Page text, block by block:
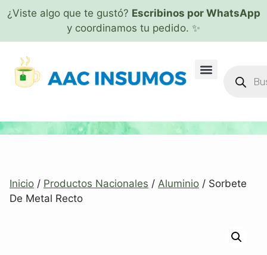
¿Viste algo que te gustó? Escribinos por WhatsApp
y coordinamos tu pedido. ✨
Inicio / Productos Nacionales / Aluminio / Sorbete
De Metal Recto